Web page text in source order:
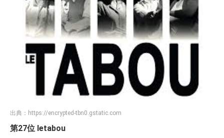
出典： https://encrypted-tbn0.gstatic.com
第27位 letabou